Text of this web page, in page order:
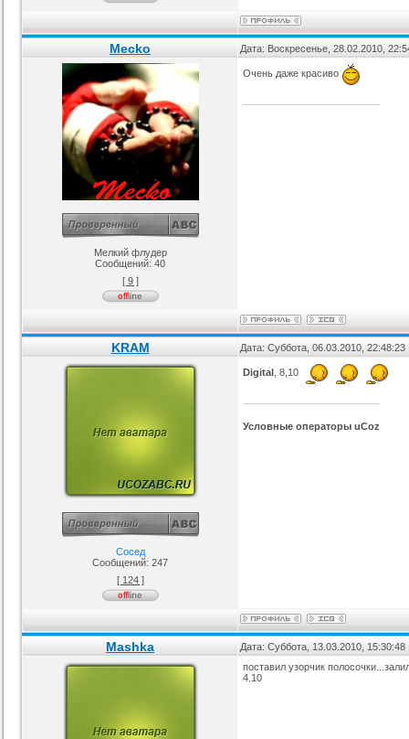
Mecko Дата: Воскресенье, 28.02.2010,
Мелкий флудер
Сообщений: 40
[ 9 ]
Очень даже красиво
KRAM Дата: Суббота, 06.03.2010,
Сосед
Сообщений: 247
[ 124 ]
Digital , 8,10
Условные операторы uCoz
Mashka Дата: Суббота, 13.03.2010,
поставил узорчик
4.10